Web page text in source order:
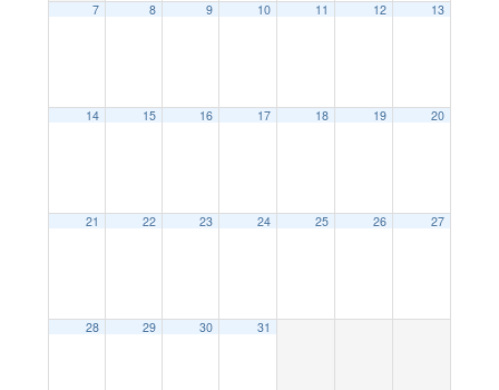
7 8 9 10 11 12 13
14 15 16 17 18 19 20
21 22 23 24 25 26 27
28 29 30 31